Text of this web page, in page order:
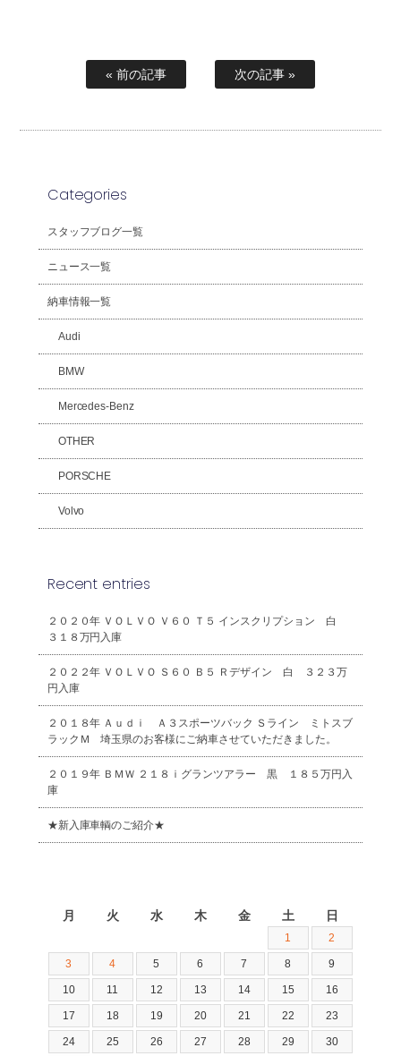
« 前の記事 次の記事 »
Categories
スタッフブログ一覧
ニュース一覧
納車情報一覧
Audi
BMW
Mercedes-Benz
OTHER
PORSCHE
Volvo
Recent entries
２０２０年 ＶＯＬＶＯ Ｖ６０ Ｔ５ インスクリプション 白
３１８万円入庫
２０２２年 ＶＯＬＶＯ Ｓ６０ Ｂ５ Ｒデザイン 白 ３２３万
円入庫
２０１８年 Ａｕｄｉ Ａ３スポーツバック Ｓライン ミトスブ
ラックＭ 埼玉県のお客様にご納車させていただきました。
２０１９年 ＢＭＷ ２１８ｉグランツアラー 黒 １８５万円入
庫
★新入庫車輌のご紹介★
月 火 水 木 金 土 日
1 2
3 4 5 6 7 8 9
10 11 12 13 14 15 16
17 18 19 20 21 22 23
24 25 26 27 28 29 30